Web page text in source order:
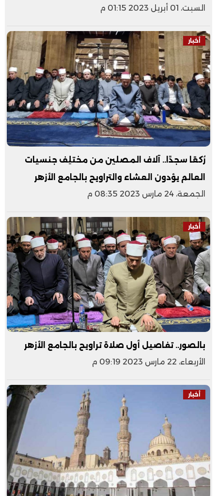
السبت، 01 أبريل 2023 01:15 م
أخبار
رُكعًا سجدًا.. آلاف المصلين من مختلِف جنسيات
العالم يؤدون العشاء والتراويح بالجامع الأزهر
الجمعة، 24 مارس 2023 08:35 م
أخبار
بالصور.. تفاصيل أول صلاة تراويح بالجامع الأزهر
الأربعاء، 22 مارس 2023 09:19 م
أخبار